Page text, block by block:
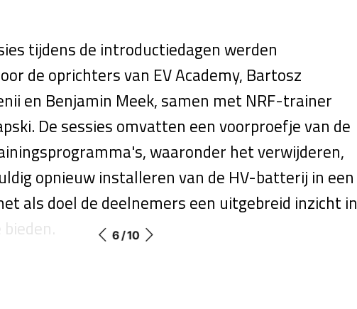
tijdens de introductiedagen werden
de oprichters van EV Academy, Bartosz
en Benjamin Meek, samen met NRF-trainer
De sessies omvatten een voorproefje van de
waaronder het verwijderen,
opnieuw installeren van de HV-batterij in een
als doel de deelnemers een uitgebreid inzicht in
6 / 10